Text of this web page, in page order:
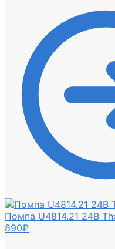
Помпа U4814.21 24В
890₽